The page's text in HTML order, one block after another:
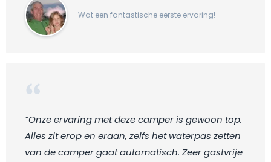
Wat een fantastische eerste ervaring!
“Onze ervaring met deze camper is gewoon top.
Alles zit erop en eraan, zelfs het waterpas zetten
van de camper gaat automatisch. Zeer gastvrije